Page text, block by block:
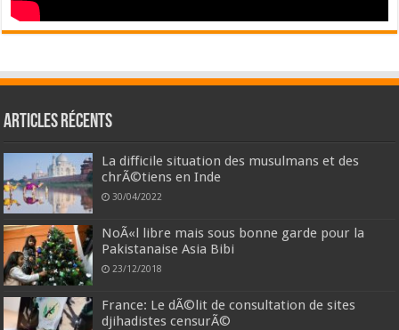
Articles récents
La difficile situation des musulmans et des
chrÃ©tiens en Inde
30/04/2022
NoÃ«l libre mais sous bonne garde pour la
Pakistanaise Asia Bibi
23/12/2018
France: Le dÃ©lit de consultation de sites
djihadistes censurÃ©